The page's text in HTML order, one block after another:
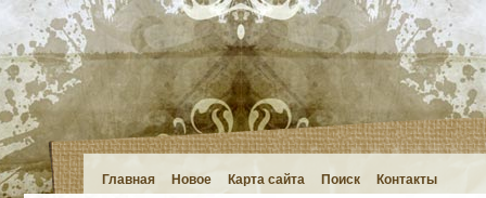
Главная Новое Карта сайта Поиск Контакты